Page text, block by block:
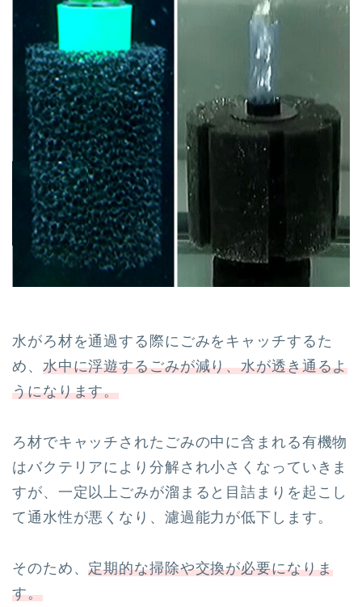
水がろ材を通過する際にごみをキャッチするた
め、 水中に浮遊するごみが減り、水が透き通るよ
うになります。
ろ材でキャッチされたごみの中に含まれる有機物
はバクテリアにより分解され小さくなっていきま
すが、一定以上ごみが溜まると目詰まりを起こし
て通水性が悪くなり、濾過能力が低下します。
そのため、定期的な掃除や交換が必要になりま
す。